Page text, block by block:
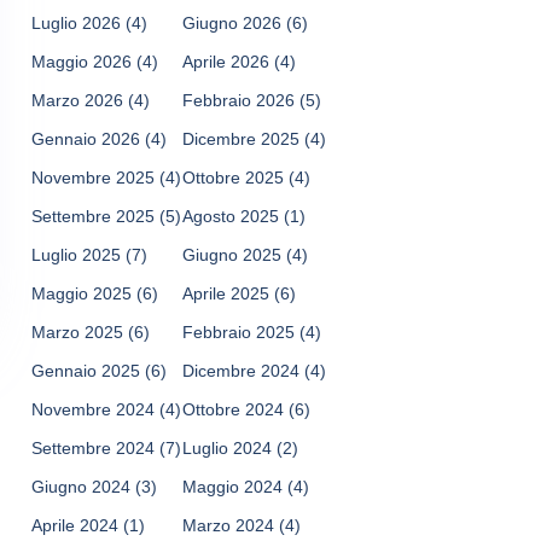
Luglio 2026 (4) Giugno 2026 (6)
Maggio 2026 (4) Aprile 2026 (4)
Marzo 2026 (4) Febbraio 2026 (5)
Gennaio 2026 (4) Dicembre 2025 (4)
Novembre 2025 (4)Ottobre 2025 (4)
Settembre 2025 (5)Agosto 2025 (1)
Luglio 2025 (7) Giugno 2025 (4)
Maggio 2025 (6) Aprile 2025 (6)
Marzo 2025 (6) Febbraio 2025 (4)
Gennaio 2025 (6) Dicembre 2024 (4)
Novembre 2024 (4)Ottobre 2024 (6)
Settembre 2024 (7)Luglio 2024 (2)
Giugno 2024 (3) Maggio 2024 (4)
Aprile 2024 (1) Marzo 2024 (4)